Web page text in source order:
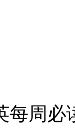
每周